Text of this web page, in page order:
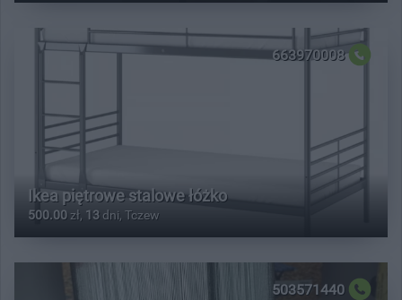
663970008
Ikea piętrowe stalowe łóżko
500.00 zł, 13 dni, Tczew
503571440